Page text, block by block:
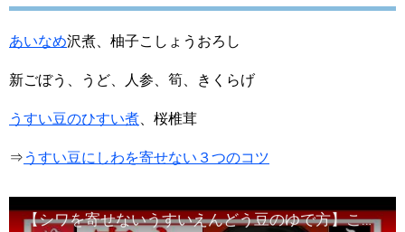
あいなめ沢煮、柚子こしょうおろし
新ごぼう、うど、人参、筍、きくらげ
うすい豆のひすい煮 、桜椎茸
⇒ うすい豆にしわを寄せない３つのコツ
【シワを寄せないうすいえんどう豆のゆで方】この動画の手順で完了します・Japanese food#和食レシピ日本料理案内所